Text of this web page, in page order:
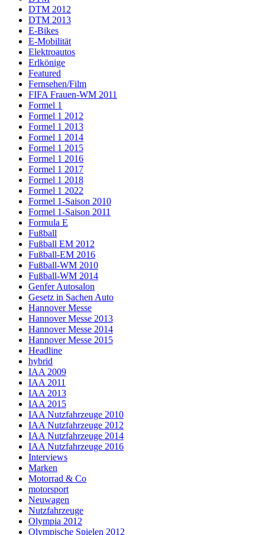
DTM 2012
DTM 2013
E-Bikes
E-Mobilität
Elektroautos
Erlkönige
Featured
Fernsehen/Film
FIFA Frauen-WM 2011
Formel 1
Formel 1 2012
Formel 1 2013
Formel 1 2014
Formel 1 2015
Formel 1 2016
Formel 1 2017
Formel 1 2018
Formel 1 2022
Formel 1-Saison 2010
Formel 1-Saison 2011
Formula E
Fußball
Fußball EM 2012
Fußball-EM 2016
Fußball-WM 2010
Fußball-WM 2014
Genfer Autosalon
Gesetz in Sachen Auto
Hannover Messe
Hannover Messe 2013
Hannover Messe 2014
Hannover Messe 2015
Headline
hybrid
IAA 2009
IAA 2011
IAA 2013
IAA 2015
IAA Nutzfahrzeuge 2010
IAA Nutzfahrzeuge 2012
IAA Nutzfahrzeuge 2014
IAA Nutzfahrzeuge 2016
Interviews
Marken
Motorrad & Co
motorsport
Neuwagen
Nutzfahrzeuge
Olympia 2012
Olympische Spielen 2012